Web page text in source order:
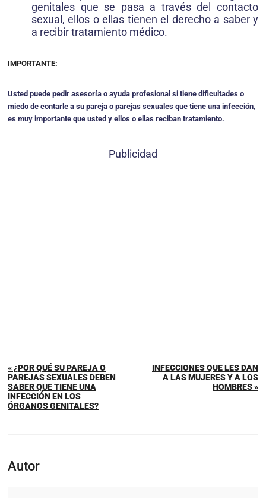
genitales que se pasa a través del contacto
sexual, ellos o ellas tienen el derecho a saber y
a recibir tratamiento médico.
IMPORTANTE:
Usted puede pedir asesoría o ayuda profesional si tiene dificultades o
miedo de contarle a su pareja o parejas sexuales que tiene una infección,
es muy importante que usted y ellos o ellas reciban tratamiento.
Publicidad
« ¿POR QUÉ SU PAREJA O
PAREJAS SEXUALES DEBEN
SABER QUE TIENE UNA
INFECCIÓN EN LOS
ÓRGANOS GENITALES?
INFECCIONES QUE LES DAN
A LAS MUJERES Y A LOS
HOMBRES »
Autor